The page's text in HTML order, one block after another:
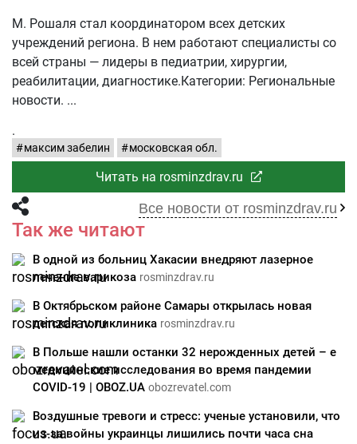
М. Рошаля стал координатором всех детских
учреждений региона. В нем работают специалисты со
всей страны — лидеры в педиатрии, хирургии,
реабилитации, диагностике.Категории: Региональные
новости.
.
максим забелин московская обл.
Читать на rosminzdrav.ru
Все новости от rosminzdrav.ru
Так же читают
В одной из больниц Хакасии внедряют лазерное
лечение варикоза rosminzdrav.ru
В Октябрьском районе Самары открылась новая
детская поликлиника rosminzdrav.ru
В Польше нашли останки 32 нерожденных детей – е
медицинские исследования во время пандемии
COVID-19 | OBOZ.UA obozrevatel.com
Воздушные тревоги и стресс: ученые установили, что
из-за войны украинцы лишились почти часа сна